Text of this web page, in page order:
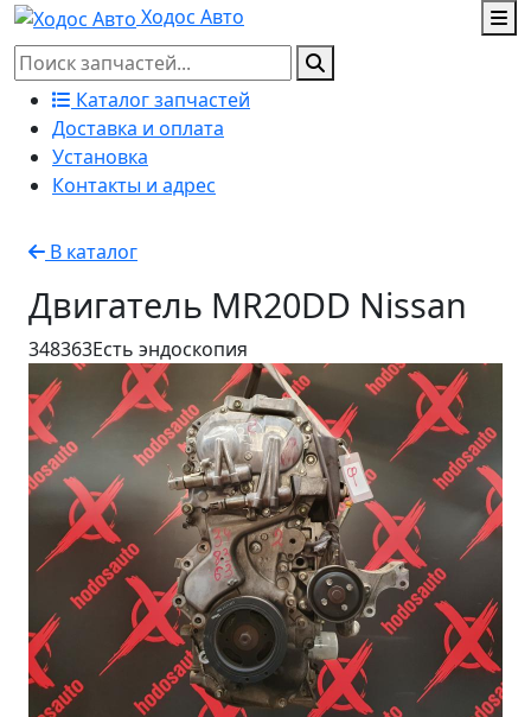
Ходос Авто
Каталог запчастей
Доставка и оплата
Установка
Контакты и адрес
В каталог
Двигатель MR20DD Nissan
348363Есть эндоскопия